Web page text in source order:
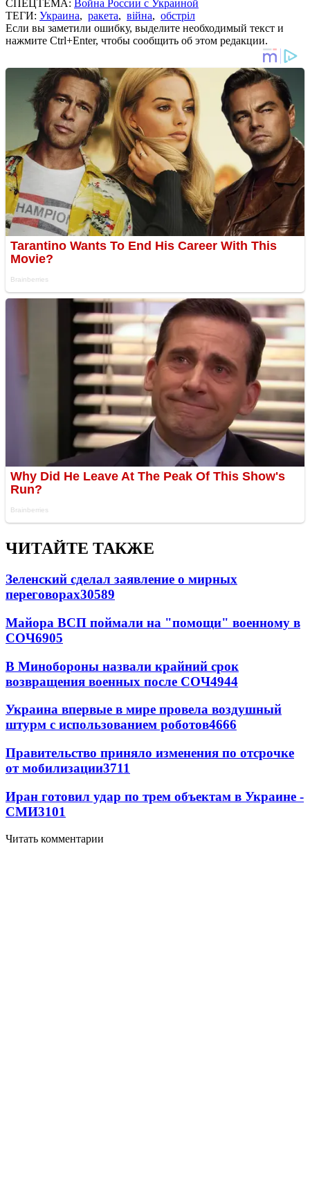
СПЕЦТЕМА: Война России с Украиной
ТЕГИ: Украина, ракета, війна, обстріл
Если вы заметили ошибку, выделите необходимый текст и
нажмите Ctrl+Enter, чтобы сообщить об этом редакции.
ЧИТАЙТЕ ТАКЖЕ
Зеленский сделал заявление о мирных
переговорах30589
Майора ВСП поймали на "помощи" военному в
СОЧ6905
В Минобороны назвали крайний срок
возвращения военных после СОЧ4944
Украина впервые в мире провела воздушный
штурм с использованием роботов4666
Правительство приняло изменения по отсрочке
от мобилизации3711
Иран готовил удар по трем объектам в Украине -
СМИ3101
Читать комментарии